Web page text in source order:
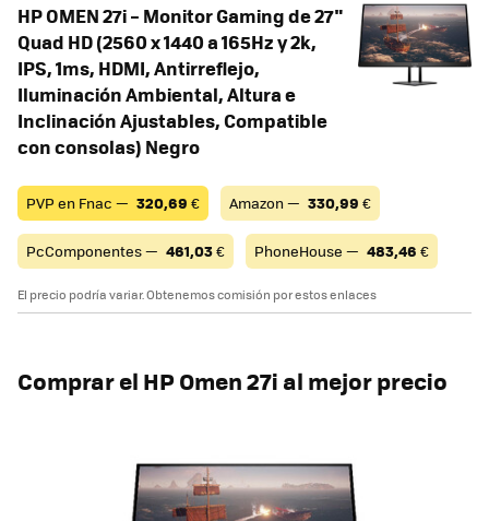
HP OMEN 27i – Monitor Gaming de 27"
Quad HD (2560 x 1440 a 165Hz y 2k,
IPS, 1ms, HDMI, Antirreflejo,
Iluminación Ambiental, Altura e
Inclinación Ajustables, Compatible
con consolas) Negro
PVP en Fnac — 320,69 € Amazon — 330,99 €
PcComponentes — 461,03€ PhoneHouse — 483,46 €
El precio podría variar. Obtenemos comisión por estos enlaces
Comprar el HP Omen 27i al mejor precio